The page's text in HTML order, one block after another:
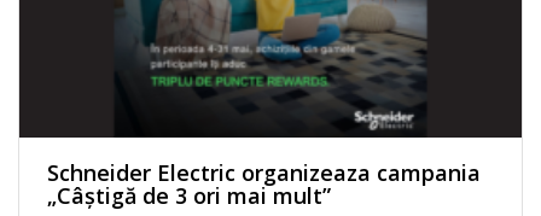
Schneider Electric organizeaza campania
„Câștigă de 3 ori mai mult”